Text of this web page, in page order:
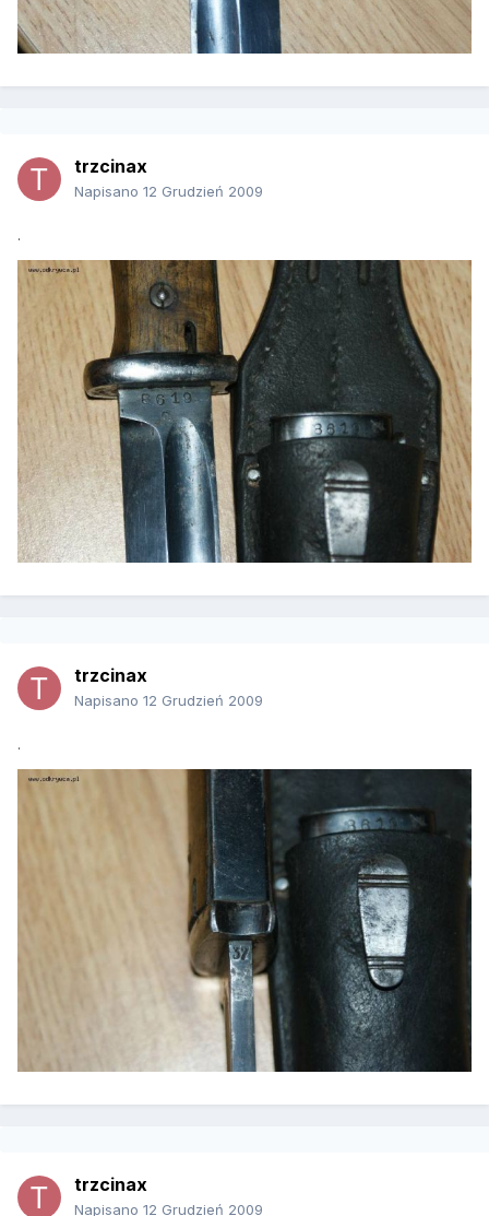
trzcinax
Napisano 12 Grudzień 2009
.
trzcinax
Napisano 12 Grudzień 2009
.
trzcinax
Napisano 12 Grudzień 2009